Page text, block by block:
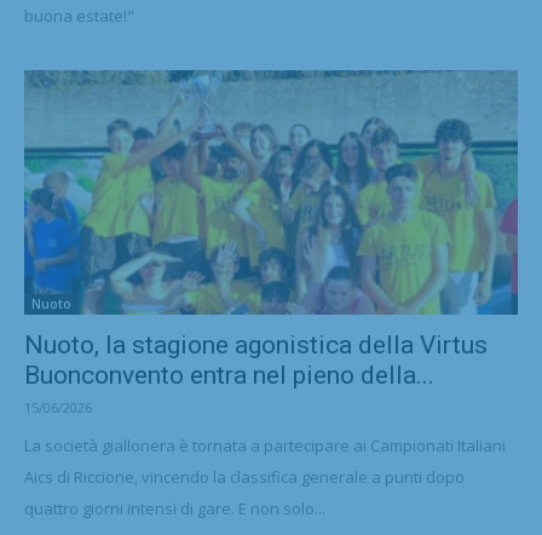
buona estate!"
Nuoto
Nuoto, la stagione agonistica della Virtus
Buonconvento entra nel pieno della...
15/06/2026
La società giallonera è tornata a partecipare ai Campionati Italiani
Aics di Riccione, vincendo la classifica generale a punti dopo
quattro giorni intensi di gare. E non solo...